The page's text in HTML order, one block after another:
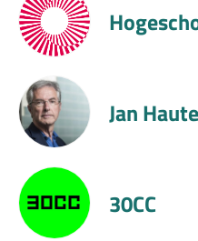
Jan
30CC
Mobiel
STUK
Voka
Wisper
't